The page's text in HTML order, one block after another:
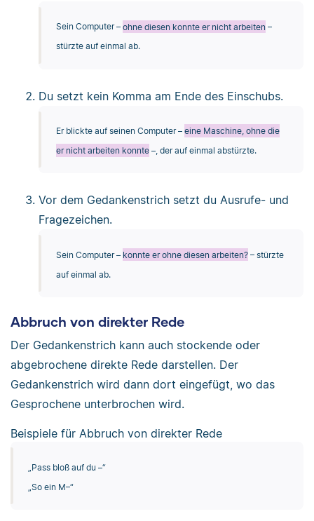
Sein Computer – ohne diesen konnte er nicht arbeiten–
stürzte auf einmal ab.
Du setzt kein Komma am Ende des Einschubs.
Er blickte auf seinen Computer – eine Maschine, ohne die
er nicht arbeiten konnte–, der auf einmal abstürzte.
Vor dem Gedankenstrich setzt du Ausrufe- und
Fragezeichen.
Sein Computer – konnte er ohne diesen arbeiten?– stürzte
auf einmal ab.
Abbruch von direkter Rede
Der Gedankenstrich kann auch stockende oder
abgebrochene direkte Rede darstellen. Der
Gedankenstrich wird dann dort eingefügt, wo das
Gesprochene unterbrochen wird.
Beispiele für Abbruch von direkter Rede
„Pass bloß auf du –“
„So ein M–“